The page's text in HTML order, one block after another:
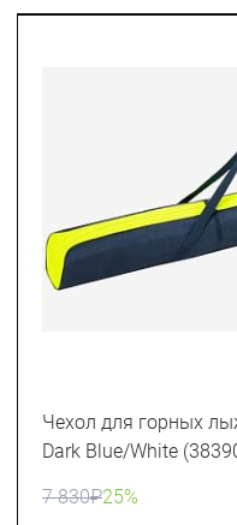
Чехол для горных
Dark Blue/White
7 830₽25%